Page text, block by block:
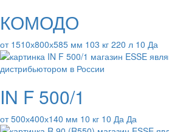
КОМОДО
от 1510х800х585 мм 103 кг 220 л 10 Да
IN F 500/1
от 500х400х140 мм 10 кг 10 Да Да